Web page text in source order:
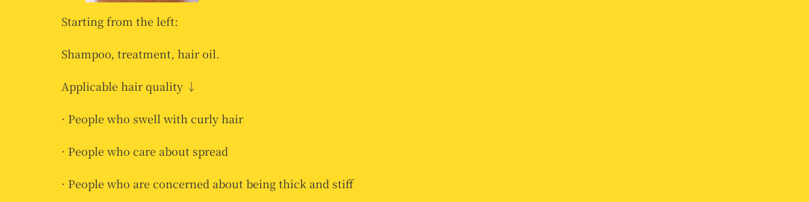
Starting from the left:
Shampoo, treatment, hair oil.
Applicable hair quality ↓
· People who swell with curly hair
· People who care about spread
· People who are concerned about being thick and stiff